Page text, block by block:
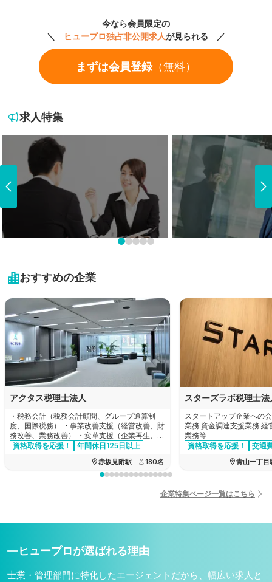
経理 財務
人事・労務 法務・知財
千葉
大阪 京都
北海道・東北地方
北海道
秋田県
山形県
福島県
関東地方
栃木県
千葉県
神奈川県
富山県
石川県
福井県
山梨県
長野県
岐阜県
静岡県
滋賀県
京都府
大阪府
兵庫県
奈良県
和歌山県
鳥取県
岡山県
広島県
山口県
九州・沖縄地方
福岡県
佐賀県
長崎県
熊本県
鹿児島県
沖縄県
今なら会員限定の
＼
ヒュープロ独占非公開求人が見られる ／
まずは会員登録（無料）
求人特集
おすすめの企業
アクタス税理士法人
・税務会計（税務会計顧問、グループ通算制
度、国際税務） ・事業改善支援（経営改善、財
務改善、業務改善） ・変革支援（企業再生、企
業再編、合併買収、事業承継） ・設立支援
資格取得を応援！
年間休日125日以上
資格手当あり
赤坂見附駅 180名
スターズラボ税理士法
スタートアップ企業への
業務 資金調達支援業務 経
業務等
資格取得を応援！
交通
青山一丁目
企業特集ページ一覧はこちら
ヒュープロが選ばれる理由
士業・管理部門に特化したエージェントだから、幅広い求人と